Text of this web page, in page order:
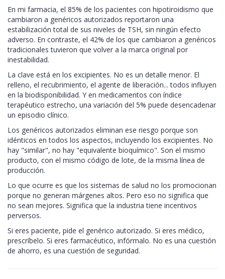
En mi farmacia, el 85% de los pacientes con hipotiroidismo que
cambiaron a genéricos autorizados reportaron una
estabilización total de sus niveles de TSH, sin ningún efecto
adverso. En contraste, el 42% de los que cambiaron a genéricos
tradicionales tuvieron que volver a la marca original por
inestabilidad.
La clave está en los excipientes. No es un detalle menor. El
relleno, el recubrimiento, el agente de liberación... todos influyen
en la biodisponibilidad. Y en medicamentos con índice
terapéutico estrecho, una variación del 5% puede desencadenar
un episodio clínico.
Los genéricos autorizados eliminan ese riesgo porque son
idénticos en todos los aspectos, incluyendo los excipientes. No
hay "similar", no hay "equivalente bioquímico". Son el mismo
producto, con el mismo código de lote, de la misma línea de
producción.
Lo que ocurre es que los sistemas de salud no los promocionan
porque no generan márgenes altos. Pero eso no significa que
no sean mejores. Significa que la industria tiene incentivos
perversos.
Si eres paciente, pide el genérico autorizado. Si eres médico,
prescríbelo. Si eres farmacéutico, infórmalo. No es una cuestión
de ahorro, es una cuestión de seguridad.